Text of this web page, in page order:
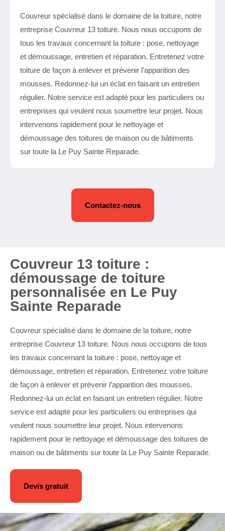
Couvreur spécialisé dans le domaine de la toiture, notre
entreprise Couvreur 13 toiture. Nous nous occupons de
tous les travaux concernant la toiture : pose, nettoyage
et démoussage, entretien et réparation. Entretenez votre
toiture de façon à enlever et prévenir l’apparition des
mousses. Redonnez-lui un éclat en faisant un entretien
régulier. Notre service est adapté pour les particuliers ou
entreprises qui veulent nous soumettre leur projet. Nous
intervenons rapidement pour le nettoyage et
démoussage des toitures de maison ou de bâtiments
sur toute la Le Puy Sainte Reparade.
Contactez-nous
Couvreur 13 toiture :
démoussage de toiture
personnalisée en Le Puy
Sainte Reparade
Couvreur spécialisé dans le domaine de la toiture, notre
entreprise Couvreur 13 toiture. Nous nous occupons de tous
les travaux concernant la toiture : pose, nettoyage et
démoussage, entretien et réparation. Entretenez votre toiture
de façon à enlever et prévenir l’apparition des mousses.
Redonnez-lui un éclat en faisant un entretien régulier. Notre
service est adapté pour les particuliers ou entreprises qui
veulent nous soumettre leur projet. Nous intervenons
rapidement pour le nettoyage et démoussage des toitures de
maison ou de bâtiments sur toute la Le Puy Sainte Reparade.
Devis gratuit